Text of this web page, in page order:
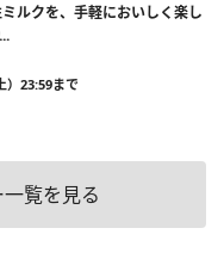
ルクを、手軽においしく楽し
）23:59まで
覧を見る